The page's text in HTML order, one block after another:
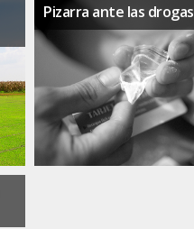
Pizarra ante las drogas